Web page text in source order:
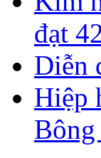
đạt
Diễn
Hiệp